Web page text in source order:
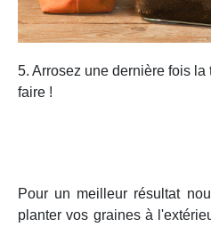
5. Arrosez une dernière fois
faire !
Pour un meilleur résultat
planter vos graines à